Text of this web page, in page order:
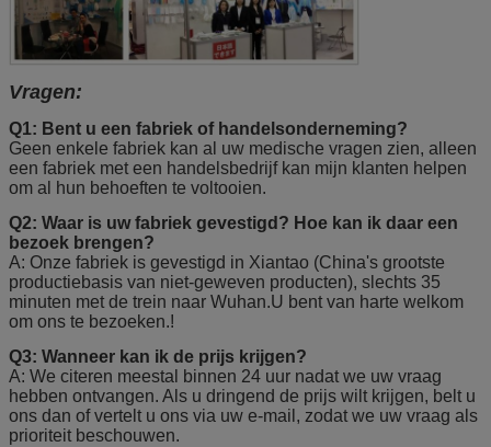
Vragen:
Q1: Bent u een fabriek of handelsonderneming?
Geen enkele fabriek kan al uw medische vragen zien, alleen
een fabriek met een handelsbedrijf kan mijn klanten helpen
om al hun behoeften te voltooien.
Q2: Waar is uw fabriek gevestigd? Hoe kan ik daar een
bezoek brengen?
A: Onze fabriek is gevestigd in Xiantao (China's grootste
productiebasis van niet-geweven producten), slechts 35
minuten met de trein naar Wuhan.U bent van harte welkom
om ons te bezoeken.!
Q3: Wanneer kan ik de prijs krijgen?
A: We citeren meestal binnen 24 uur nadat we uw vraag
hebben ontvangen. Als u dringend de prijs wilt krijgen, belt u
ons dan of vertelt u ons via uw e-mail, zodat we uw vraag als
prioriteit beschouwen.